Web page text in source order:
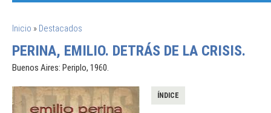
SE ENCUENTRA USTED AQUÍ
Inicio » Destacados
PERINA, EMILIO. DETRÁS DE LA CRISIS.
Buenos Aires: Periplo, 1960.
ÍNDICE